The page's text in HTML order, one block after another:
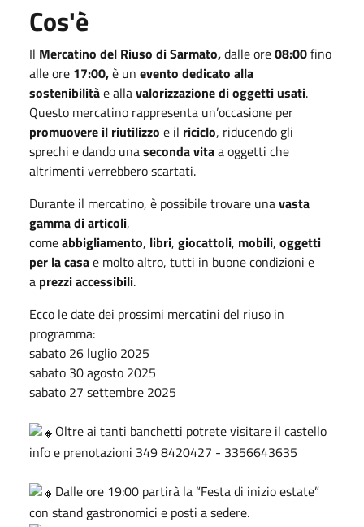
Cos'è
Il Mercatino del Riuso di Sarmato,dalle ore08:00fino
alle ore 17:00,è un evento dedicato alla
sostenibilitàe allavalorizzazione di oggetti usati.
Questo mercatino rappresenta un’occasione per
promuovere il riutilizzo e il riciclo, riducendo gli
sprechi e dando unaseconda vitaa oggetti che
altrimenti verrebbero scartati.
Durante il mercatino, è possibile trovare unavasta
gamma di articoli,
comeabbigliamento, libri, giocattoli, mobili, oggetti
per la casae molto altro, tutti in buone condizioni e
a prezzi accessibili.
Ecco le date dei prossimi mercatini del riuso in
programma:
sabato 26 luglio 2025
sabato 30 agosto 2025
sabato 27 settembre 2025
Oltre ai tanti banchetti potrete visitare il castello
info e prenotazioni 349 8420427 - 3356643635
Dalle ore 19:00 partirà la “Festa di inizio estate”
con stand gastronomici e posti a sedere.